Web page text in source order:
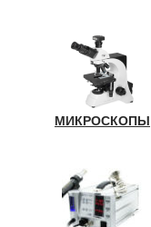
МИКРОСКОПЫ